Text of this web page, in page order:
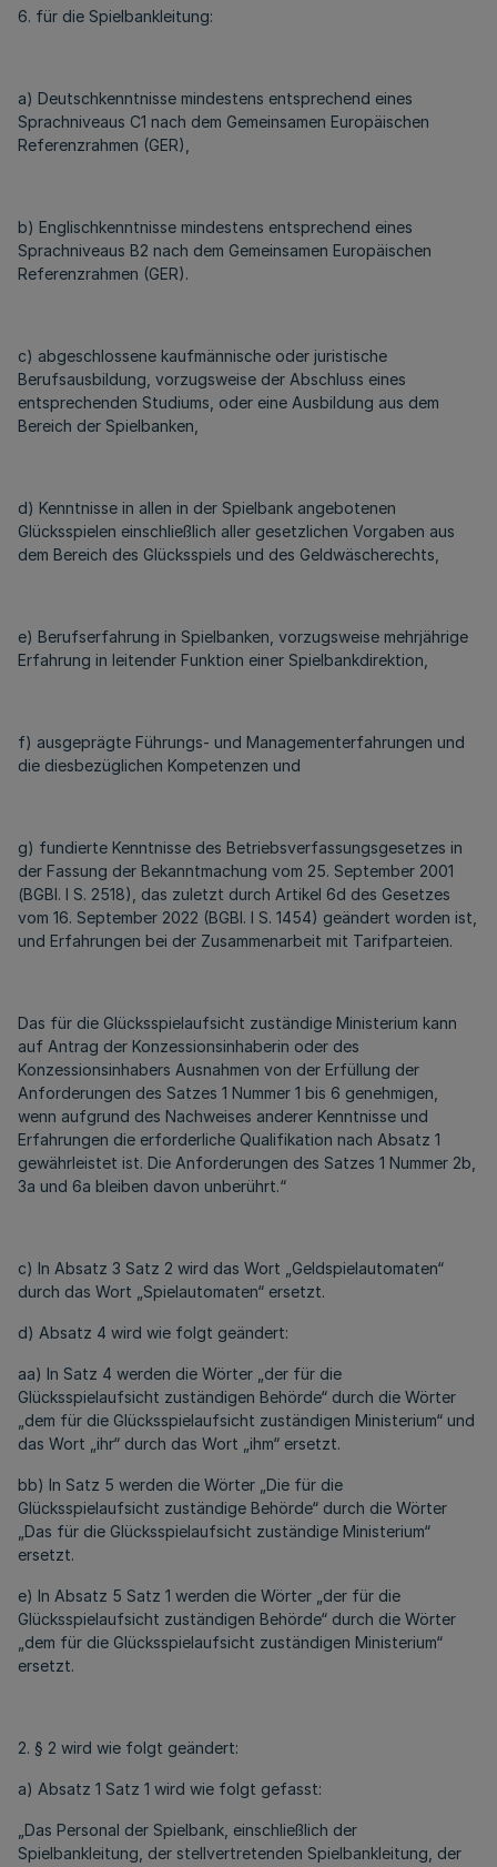
6. für die Spielbankleitung:
a) Deutschkenntnisse mindestens entsprechend eines
Sprachniveaus C1 nach dem Gemeinsamen Europäischen
Referenzrahmen (GER),
b) Englischkenntnisse mindestens entsprechend eines
Sprachniveaus B2 nach dem Gemeinsamen Europäischen
Referenzrahmen (GER).
c) abgeschlossene kaufmännische oder juristische
Berufsausbildung, vorzugsweise der Abschluss eines
entsprechenden Studiums, oder eine Ausbildung aus dem
Bereich der Spielbanken,
d) Kenntnisse in allen in der Spielbank angebotenen
Glücksspielen einschließlich aller gesetzlichen Vorgaben aus
dem Bereich des Glücksspiels und des Geldwäscherechts,
e) Berufserfahrung in Spielbanken, vorzugsweise mehrjährige
Erfahrung in leitender Funktion einer Spielbankdirektion,
f) ausgeprägte Führungs- und Managementerfahrungen und
die diesbezüglichen Kompetenzen und
g) fundierte Kenntnisse des Betriebsverfassungsgesetzes in
der Fassung der Bekanntmachung vom 25. September 2001
(BGBl. I S. 2518), das zuletzt durch Artikel 6d des Gesetzes
vom 16. September 2022 (BGBl. I S. 1454) geändert worden ist,
und Erfahrungen bei der Zusammenarbeit mit Tarifparteien.
Das für die Glücksspielaufsicht zuständige Ministerium kann
auf Antrag der Konzessionsinhaberin oder des
Konzessionsinhabers Ausnahmen von der Erfüllung der
Anforderungen des Satzes 1 Nummer 1 bis 6 genehmigen,
wenn aufgrund des Nachweises anderer Kenntnisse und
Erfahrungen die erforderliche Qualifikation nach Absatz 1
gewährleistet ist. Die Anforderungen des Satzes 1 Nummer 2b,
3a und 6a bleiben davon unberührt.“
c) In Absatz 3 Satz 2 wird das Wort „Geldspielautomaten“
durch das Wort „Spielautomaten“ ersetzt.
d) Absatz 4 wird wie folgt geändert:
aa) In Satz 4 werden die Wörter „der für die
Glücksspielaufsicht zuständigen Behörde“ durch die Wörter
„dem für die Glücksspielaufsicht zuständigen Ministerium“ und
das Wort „ihr“ durch das Wort „ihm“ ersetzt.
bb) In Satz 5 werden die Wörter „Die für die
Glücksspielaufsicht zuständige Behörde“ durch die Wörter
„Das für die Glücksspielaufsicht zuständige Ministerium“
ersetzt.
e) In Absatz 5 Satz 1 werden die Wörter „der für die
Glücksspielaufsicht zuständigen Behörde“ durch die Wörter
„dem für die Glücksspielaufsicht zuständigen Ministerium“
ersetzt.
2. § 2 wird wie folgt geändert:
a) Absatz 1 Satz 1 wird wie folgt gefasst:
„Das Personal der Spielbank, einschließlich der
Spielbankleitung, der stellvertretenden Spielbankleitung, der